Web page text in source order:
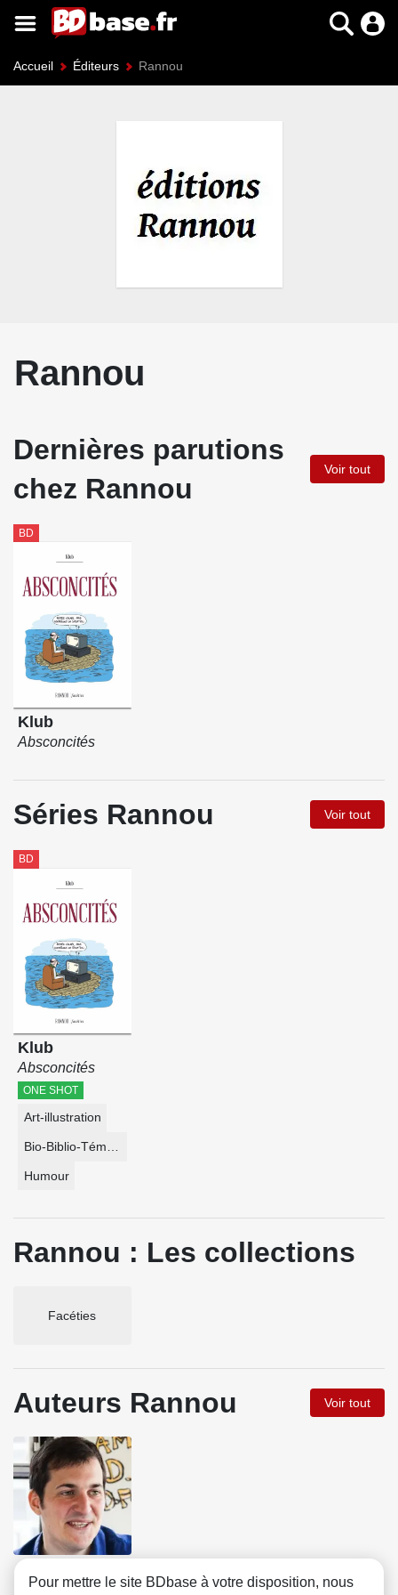
Accueil Éditeurs Rannou
Rannou
Dernières parutions
chez Rannou
Voir tout
BD
Klub
Absconcités
Séries Rannou Voir tout
BD
Klub
Absconcités
ONE SHOT
Art-illustration
Humour
Rannou : Les collections
Facéties
Auteurs Rannou Voir tout
Pour mettre le site BDbase à votre disposition, nous